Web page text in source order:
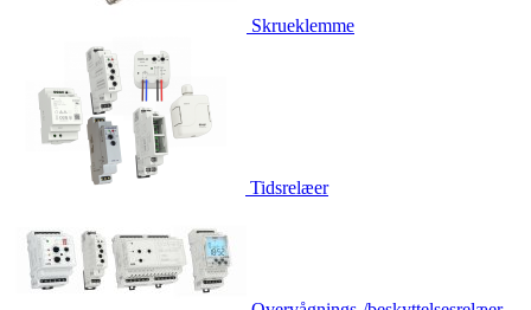
Skrueklemme
Tidsrelæer